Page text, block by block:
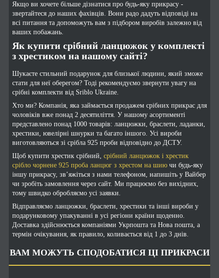
Якщо ви хочете більше дізнатися про будь-яку прикрасу -
звертайтеся до наших фахівців. Вони радо дадуть відповіді на
всі питання та допоможуть вам з підбором виробів залежно від
ваших побажань.
Як купити срібний ланцюжок у комплекті
з хрестиком на нашому сайті?
Шукаєте стильний подарунок для близької людини, який зможе
стати для неї оберегом? Тоді рекомендуємо звернути увагу на
срібні комплекти від Sriblo Ukraine.
Хто ми? Компанія, яка займається продажем срібних прикрас для
чоловіків вже понад 2 десятиліття. У нашому асортименті
представлено понад 1000 товарів: ланцюжки, браслети, ладанки,
хрестики, ювелірні шнурки та багато іншого. Усі вироби
виготовляються зі срібла 925 проби відповідно до ДСТУ.
Щоб купити хрестик срібний, срібний ланцюжок і хрестик
срібло чорнене 925 проба ланцюг з хрестом на шию чи будь-яку
іншу прикрасу, зв’яжіться з нами телефоном, напишіть у Вайбер
чи зробіть замовлення через сайт. Ми працюємо без вихідних,
тому швидко обробляємо усі заявки.
Відправляємо ланцюжки, браслети, хрестики та інші вироби у
подарунковому упакуванні в усі регіони країни щоденно.
Доставка здійснюється компаніями Укрпошта та Нова пошта, а
термін очікування, як правило, коливається від 1 до 3 днів.
ВАМ МОЖУТЬ СПОДОБАТИСЯ ЦІ ПРИКРАСИ